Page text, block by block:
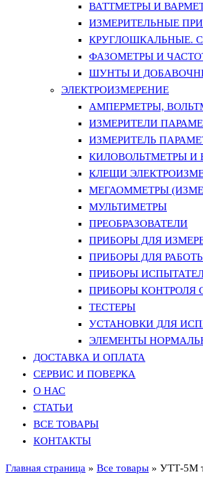
ВАТТМЕТРЫ И
ИЗМЕРИТЕЛЬНЫЕ
КРУГЛОШКАЛЬНЫЕ.
ФАЗОМЕТРЫ И
ШУНТЫ И
ЭЛЕКТРОИЗМЕРЕНИЕ
АМПЕРМЕТРЫ,
ИЗМЕРИТЕЛИ
ИЗМЕРИТЕЛЬ
КИЛОВОЛЬТМЕТРЫ И
КЛЕЩИ
МЕГАОММЕТРЫ
МУЛЬТИМЕТРЫ
ПРЕОБРАЗОВАТЕЛИ
ПРИБОРЫ ДЛЯ
ПРИБОРЫ ДЛЯ
ПРИБОРЫ
ПРИБОРЫ КОНТРОЛЯ
ТЕСТЕРЫ
УСТАНОВКИ ДЛЯ
ЭЛЕМЕНТЫ
ДОСТАВКА И ОПЛАТА
СЕРВИС И ПОВЕРКА
О НАС
СТАТЬИ
ВСЕ ТОВАРЫ
КОНТАКТЫ
Главная страница » Все товары » УТТ-5М